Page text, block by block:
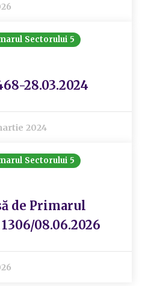
Sectorului 5
28.03.2024
2024
Sectorului 5
de Primarul
08.06.2026